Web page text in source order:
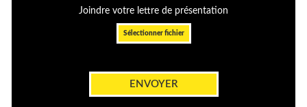
Joindre votre lettre de présentation
Sélectionner fichier
ENVOYER